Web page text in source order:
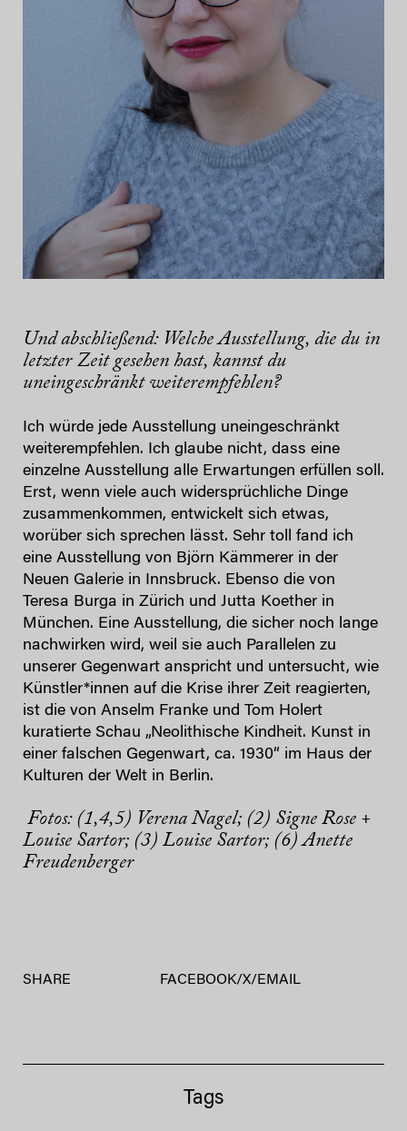
Und abschließend: Welche Ausstellung, die du in
letzter Zeit gesehen hast, kannst du
uneingeschränkt weiterempfehlen?
Ich würde jede Ausstellung uneingeschränkt
weiterempfehlen. Ich glaube nicht, dass eine
einzelne Ausstellung alle Erwartungen erfüllen soll.
Erst, wenn viele auch widersprüchliche Dinge
zusammenkommen, entwickelt sich etwas,
worüber sich sprechen lässt. Sehr toll fand ich
eine Ausstellung von Björn Kämmerer in der
Neuen Galerie in Innsbruck. Ebenso die von
Teresa Burga in Zürich und Jutta Koether in
München. Eine Ausstellung, die sicher noch lange
nachwirken wird, weil sie auch Parallelen zu
unserer Gegenwart anspricht und untersucht, wie
Künstler*innen auf die Krise ihrer Zeit reagierten,
ist die von Anselm Franke und Tom Holert
kuratierte Schau „Neolithische Kindheit. Kunst in
einer falschen Gegenwart, ca. 1930“ im Haus der
Kulturen der Welt in Berlin.
Fotos: (1,4,5) Verena Nagel; (2) Signe Rose +
Louise Sartor; (3) Louise Sartor; (6) Anette
Freudenberger
SHARE FACEBOOK/X/EMAIL
Tags